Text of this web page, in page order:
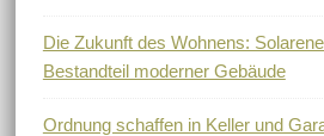
Die Zukunft des Wohnens:
Bestandteil moderner Gebäude
Ordnung schaffen in Keller und